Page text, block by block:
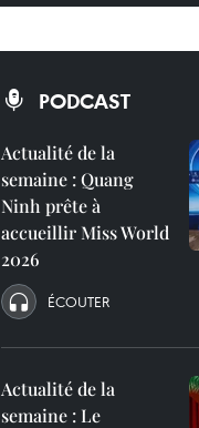
PODCAST
Actualité de la
semaine : Quang
Ninh prête à
accueillir Miss World
2026
ÉCOUTER
Actualité de la
semaine : Le